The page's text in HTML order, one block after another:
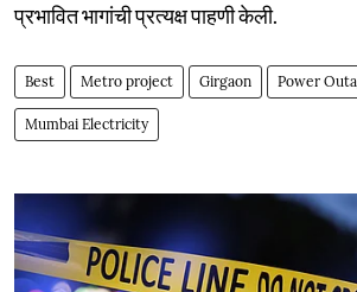
प्रभावित भागांची प्रत्यक्ष पाहणी केली.
Best Metro project Girgaon Power
Mumbai Electricity